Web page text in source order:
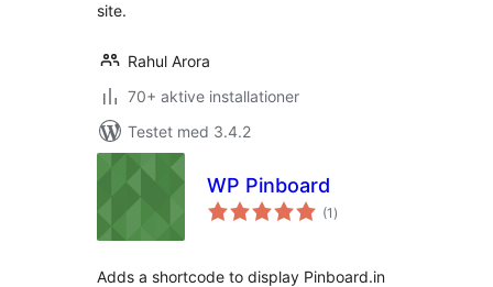
site.
Rahul Arora
70+ aktive installationer
Testet med 3.4.2
WP Pinboard
(1 totale
bedømmelser
)
Adds a shortcode to display Pinboard.in